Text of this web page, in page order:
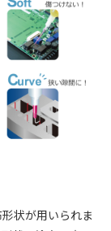
状が用いられま